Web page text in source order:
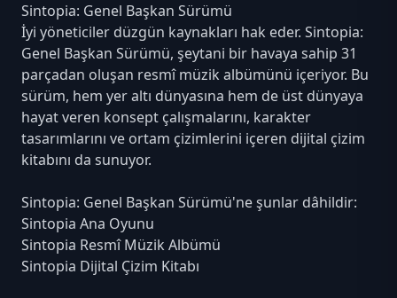
Sintopia: Genel Başkan Sürümü
İyi yöneticiler düzgün kaynakları hak eder. Sintopia:
Genel Başkan Sürümü, şeytani bir havaya sahip 31
parçadan oluşan resmî müzik albümünü içeriyor. Bu
sürüm, hem yer altı dünyasına hem de üst dünyaya
hayat veren konsept çalışmalarını, karakter
tasarımlarını ve ortam çizimlerini içeren dijital çizim
kitabını da sunuyor.
Sintopia: Genel Başkan Sürümü'ne şunlar dâhildir:
Sintopia Ana Oyunu
Sintopia Resmî Müzik Albümü
Sintopia Dijital Çizim Kitabı